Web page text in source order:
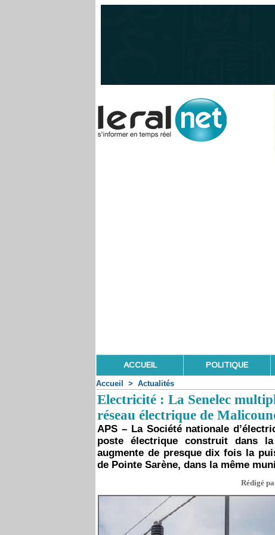
ACCUEIL POLITIQUE
Accueil > Actualités
Electricité : La Senelec
réseau électrique de
APS – La Société nationale
poste électrique construit dans
augmente de presque dix fois la
de Pointe Sarène, dans la même
Rédigé